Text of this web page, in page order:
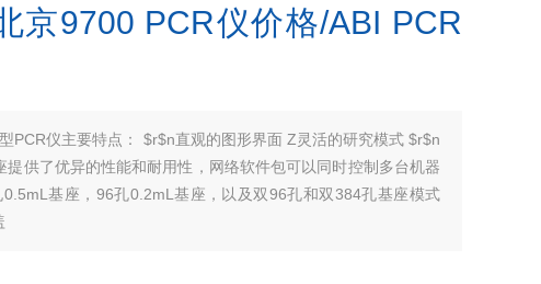
京9700 PCR仪价格/ABI PCR
PCR仪主要特点： $r$n直观的图形界面 Z灵活的研究模式 $r$n
供了优异的性能和耐用性，网络软件包可以同时控制多台机器
基座，96孔0.2mL基座，以及双96孔和双384孔基座模式